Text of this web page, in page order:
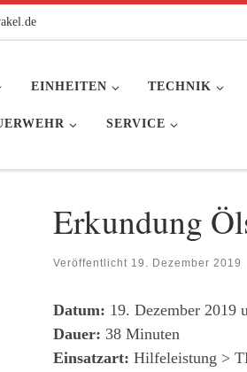
EINHEITEN TECHNIK
SERVICE
Erkundung
Veröffentlicht 19. Dezember 2019
Datum: 19. Dezember 2019
Dauer: 38 Minuten
Einsatzart: Hilfeleistung >